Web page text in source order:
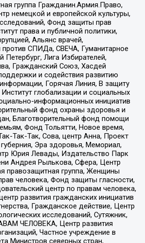
группа Гражданин.Армия.Право,
немецкой и европейской культуры,
Фонд защиты прав
права и публичной политики,
Альянс врачей,
СПИДа, СВЕЧА, Гуманитарное
Петербург, Лига Избирателей,
Гражданский Союз, Хасдей
и содействия развитию
Горячая Линия, В защиту
глобализации и социальных
информационных инициатив
фонд охраны здоровья и
Благотворительный фонд помощи
Фонд Тольятти, Новое время,
Так-Так, Сова, центр Анна, Проект
Эра здоровья, Мемориал,
Юрия Левады, Издательство Парк
Андрея Рылькова, Сфера, Центр
правозащитная группа, Женщины
человека, Фонд защиты гласности,
центр по правам человека,
развития гражданских инициатив
Гражданское действие, Центр
исследований, Сутяжник,
ЧЕЛОВЕКА, Центр развития
Частное учреждение в
Министров северных стран,